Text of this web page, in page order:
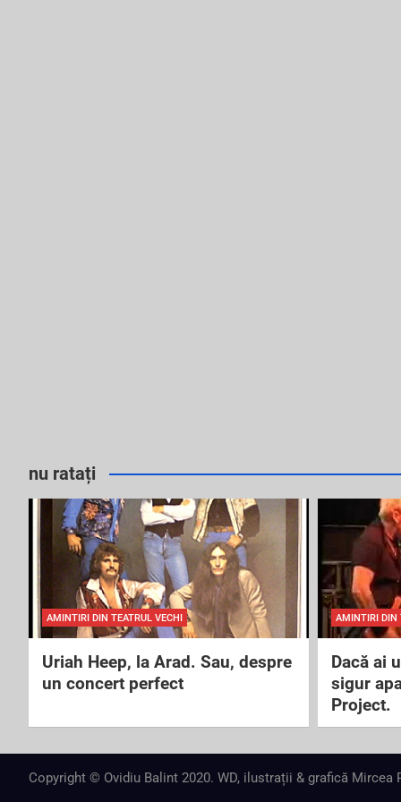
nu ratați
AMINTIRI DIN TEATRUL VECHI
Uriah Heep, la Arad. Sau, despre
un concert perfect
AMINTIRI DIN
Dacă ai
sigur
Project.
Copyright © Ovidiu Balint 2020. WD, ilustrații & grafică Mircea